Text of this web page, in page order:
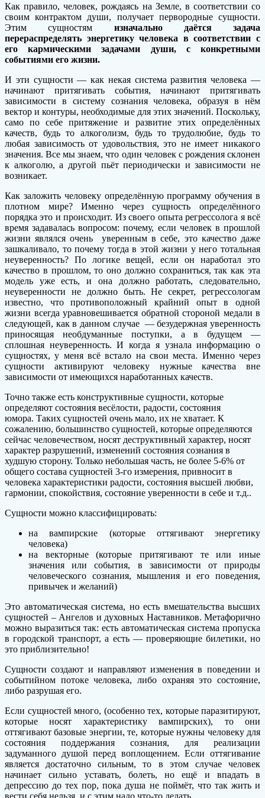
Как правило, человек, рождаясь на Земле, в соответствии со
своим контрактом души, получает первородные сущности.
Этим сущностям изначально даётся задача
перераспределять энергетику человека в соответствии с
его кармическими задачами души, с конкретными
событиями его жизни.
И эти сущности — как некая система развития человека —
начинают притягивать события, начинают притягивать
зависимости в систему сознания человека, образуя в нём
вектор и контуры, необходимые для этих значений. Поскольку,
само по себе притяжение и развитие этих определённых
качеств, будь то алкоголизм, будь то трудолюбие, будь то
любая зависимость от удовольствия, это не имеет никакого
значения. Все мы знаем, что один человек с рождения склонен
к алкоголю, а другой пьёт периодически и зависимости не
возникает.
Как заложить человеку определённую программу обучения в
плотном мире? Именно через сущность определённого
порядка это и происходит. Из своего опыта регрессолога я всё
время задавалась вопросом: почему, если человек в прошлой
жизни являлся очень уверенным в себе, это качество даже
зашкаливало, то почему тогда в этой жизни у него тотальная
неуверенность? По логике вещей, если он наработал это
качество в прошлом, то оно должно сохраниться, так как эта
модель уже есть, и она должно работать, следовательно,
неуверенности не должно быть. Не секрет, регрессологам
известно, что противоположный крайний опыт в одной
жизни всегда уравновешивается обратной стороной медали в
следующей, как в данном случае — безудержная уверенность
приносящая необдуманные поступки, а в будущем —
сплошная неуверенность. И когда я узнала информацию о
сущностях, у меня всё встало на свои места. Именно через
сущности активируют человеку нужные качества вне
зависимости от имеющихся наработанных качеств.
Точно также есть конструктивные сущности, которые
определяют состояния весёлости, радости, состояния
юмора. Таких сущностей очень мало, их не хватает. К
сожалению, большинство сущностей, которые определяются
сейчас человечеством, носят деструктивный характер, носят
характер разрушений, изменений состояния сознания в
худшую сторону. Только небольшая часть, не более 5-6% от
общего состава сущностей 3-го измерения, привносит в
человека характеристики радости, состояния высшей любви,
гармонии, спокойствия, состояние уверенности в себе и т.д..
Сущности можно классифицировать:
на вампирские (которые оттягивают энергетику
человека)
на векторные (которые притягивают те или иные
значения или события, в зависимости от природы
человеческого сознания, мышления и его поведения,
привычек и желаний)
Это автоматическая система, но есть вмешательства высших
сущностей – Ангелов и духовных Наставников. Метафорично
можно выразиться так: есть автоматическая система пропуска
в городской транспорт, а есть — проверяющие билетики, но
это приблизительно!
Сущности создают и направляют изменения в поведении и
событийном потоке человека, либо охраняя это состояние,
либо разрушая его.
Если сущностей много, (особенно тех, которые паразитируют,
которые носят характеристику вампирских), то они
оттягивают базовые энергии, те, которые нужны человеку для
состояния поддержания сознания, для реализации
задуманного душой перед воплощением. Если оттягивание
является достаточно сильным, то в этом случае человек
начинает сильно уставать, болеть, но ещё и впадать в
депрессию до тех пор, пока душа не поймёт, что так жить и
вести себя нельзя, и с этим надо что-то делать.